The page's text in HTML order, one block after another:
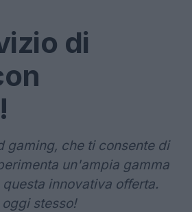
di
gaming, che ti consente di
un'ampia gamma
innovativa offerta.
stesso!